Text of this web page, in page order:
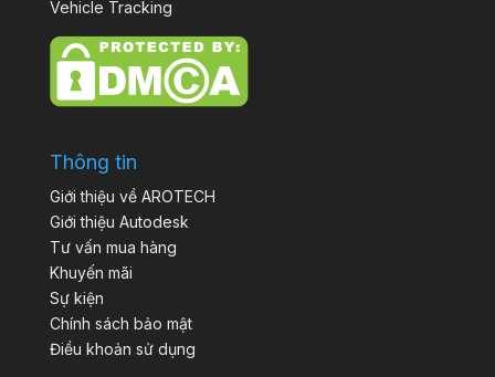
Vehicle Tracking
Thông tin
Giới thiệu về AROTECH
Giới thiệu Autodesk
Tư vấn mua hàng
Khuyến mãi
Sự kiện
Chính sách bảo mật
Điều khoản sử dụng